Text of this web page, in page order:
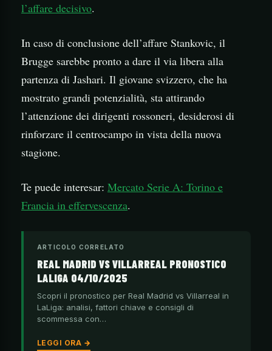
l’affare decisivo.
In caso di conclusione dell’affare Stankovic, il
Brugge sarebbe pronto a dare il via libera alla
partenza di Jashari. Il giovane svizzero, che ha
mostrato grandi potenzialità, sta attirando
l’attenzione dei dirigenti rossoneri, desiderosi di
rinforzare il centrocampo in vista della nuova
stagione.
Te puede interesar: Mercato Serie A: Torino e
Francia in effervescenza.
ARTICOLO CORRELATO
REAL MADRID VS VILLARREAL PRONOSTICO
LALIGA 04/10/2025
Scopri il pronostico per Real Madrid vs Villarreal in
LaLiga: analisi, fattori chiave e consigli di
scommessa con…
LEGGI ORA →